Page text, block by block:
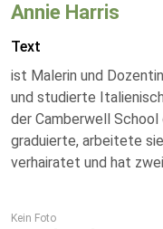
Annie Harris
Text
ist Malerin und
und studierte
der Camberwell
graduierte, arbeitete
verhairatet und hat
Kein Foto